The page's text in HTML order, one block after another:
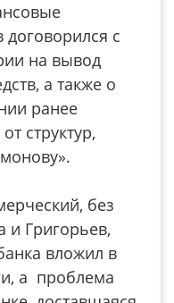
с
на вывод
а также о
ранее
структур,
без
и Григорьев,
вложил в
а проблема